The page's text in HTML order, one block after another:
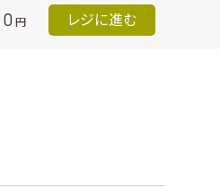
0 円 レジに進む